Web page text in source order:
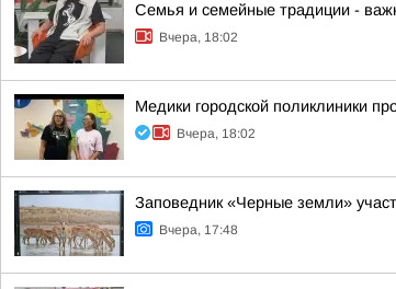
Семья и семейные традиции -
Вчера, 18:02
Медики городской поликлиники
Вчера, 18:02
Заповедник «Черные земли»
Вчера, 17:48